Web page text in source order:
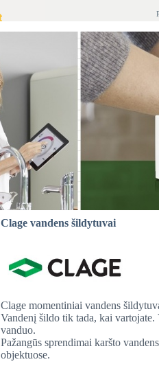
Clage vandens šildytuvai
Clage momentiniai vandens
Vandenį šildo tik tada, kai vartojate.
vanduo.
Pažangūs sprendimai karšto
objektuose.